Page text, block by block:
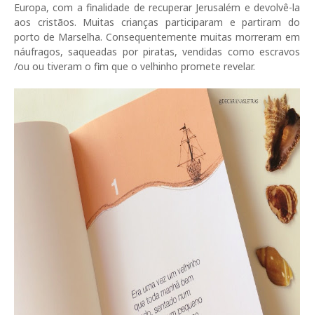
Europa, com a finalidade de recuperar Jerusalém e devolvê-la
aos cristãos. Muitas crianças participaram e partiram do
porto de Marselha. Consequentemente muitas morreram em
náufragos, saqueadas por piratas, vendidas como escravos
/ou ou tiveram o fim que o velhinho promete revelar.